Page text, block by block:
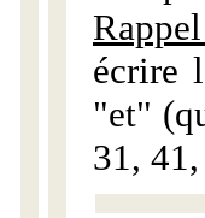
écrire
"et"
31,